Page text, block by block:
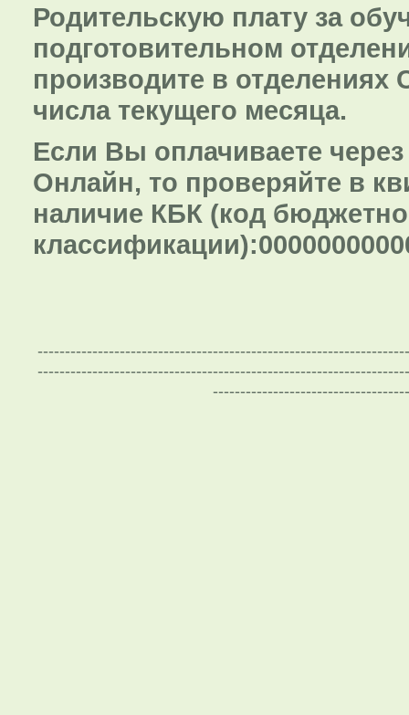
Родительскую плату за
подготовительном
производите в отделениях
числа текущего месяца.
Если Вы оплачиваете
Онлайн, то проверяйте в
наличие КБК (код